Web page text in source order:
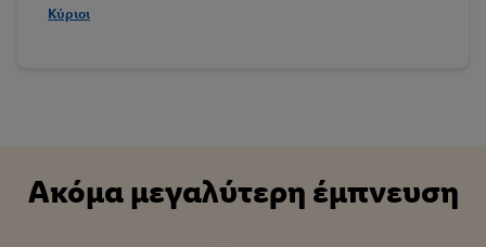
Κύριοι
Ακόμα μεγαλύτερη έμπνευση
δεδομένων και το δικαίωμά σας να ανακαλέσετε τη